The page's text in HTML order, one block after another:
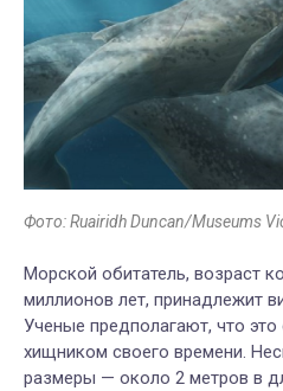
Фото: Ruairidh Duncan/Museums
Морской обитатель, возраст
миллионов лет, принадлежит
Ученые предполагают, что
хищником своего времени.
размеры — около 2 метров в